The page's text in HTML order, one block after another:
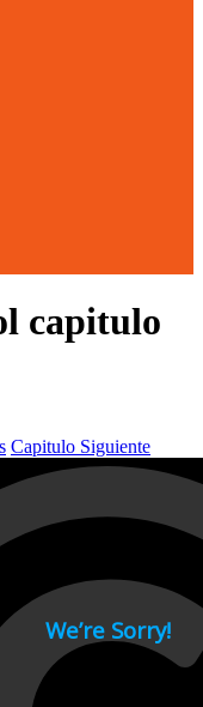
capitulo
Capitulo Siguiente